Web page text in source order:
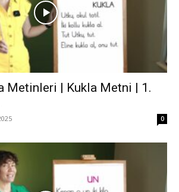
Metinleri | Kukla Metni | 1.
0